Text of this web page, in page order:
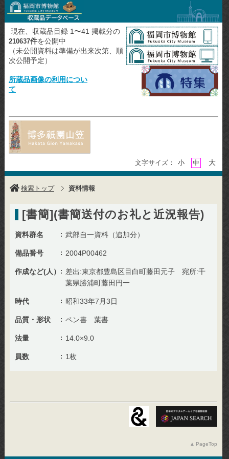
現在、収蔵品目録 1〜41 掲載分の
210637件を公開中
（未公開資料は準備が出来次第、順
次公開予定）
所蔵品画像の利用につい
て
文字サイズ： 小 中 大
検索トップ 資料情報
[書簡](書簡送付のお礼と近況報告)
資料群名 武部自一資料（追加分）
備品番号 2004P00462
作成など(人）
差出:東京都豊島区目白町藤田元子 宛所:千
葉県勝浦町藤田円一
時代 昭和33年7月3日
品質・形状 ペン書 葉書
法量 14.0×9.0
員数 1枚
PageTop